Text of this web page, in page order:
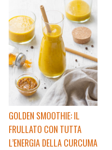
GOLDEN SMOOTHIE: IL
FRULLATO CON TUTTA
L’ENERGIA DELLA CURCUMA